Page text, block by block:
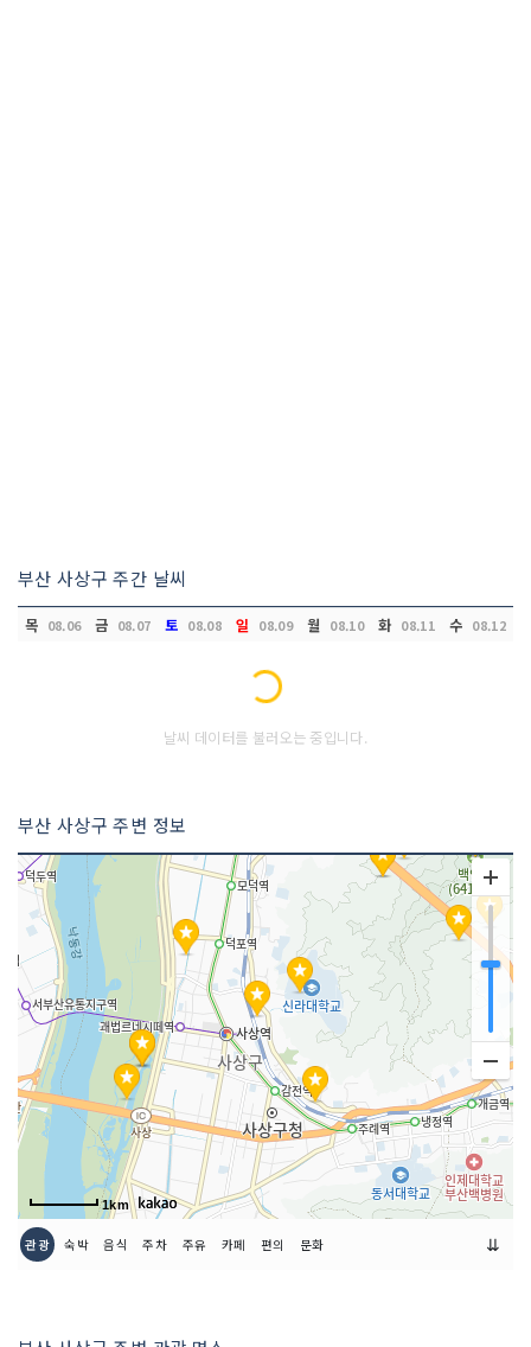
부산 사상구 주간 날씨
목 08.06 금 08.07 토 08.08 일 08.09 월 08.10 화 08.11 수 08.12
Loading...
날씨 데이터를 불러오는 중입니다.
부산 사상구 주변 정보
1km
관광 숙박 음식 주차 주유 카페 편의 문화 ⇊